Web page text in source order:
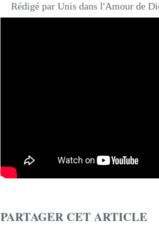
Rédigé par Unis dans l'Amour de
PARTAGER CET ARTICLE